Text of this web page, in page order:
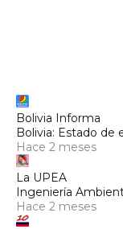
Bolivia Informa
Bolivia: Estado de
Hace 2 meses
La UPEA
Ingeniería
Hace 2 meses